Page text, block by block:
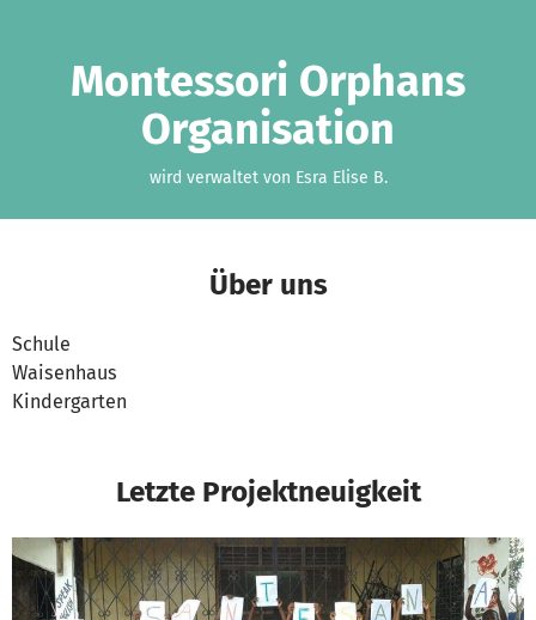
Montessori Orphans
Organisation
wird verwaltet von Esra Elise B.
Über uns
Schule
Waisenhaus
Kindergarten
Letzte Projektneuigkeit